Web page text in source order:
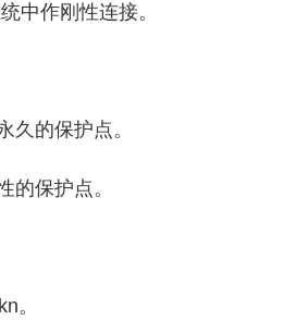
中作刚性连接。
久的保护点。
的保护点。
。